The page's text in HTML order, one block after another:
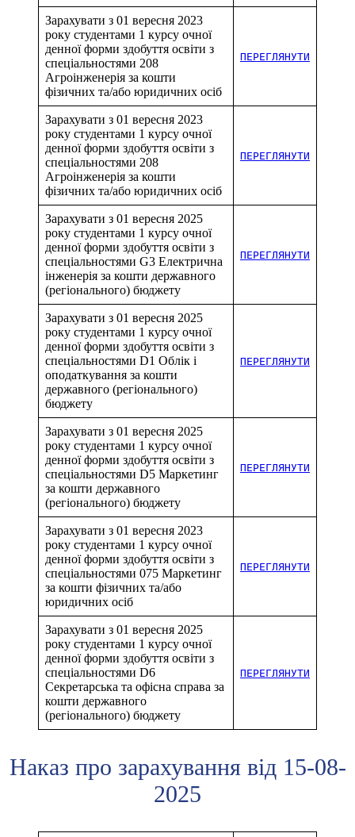
Зарахувати з 01 вересня 2023
року студентами 1 курсу очної
денної форми здобуття освіти з
спеціальностями 208
Агроінженерія за кошти
фізичних та/або юридичних осіб
ПЕРЕГЛЯНУТИ
Зарахувати з 01 вересня 2023
року студентами 1 курсу очної
денної форми здобуття освіти з
спеціальностями 208
Агроінженерія за кошти
фізичних та/або юридичних осіб
ПЕРЕГЛЯНУТИ
Зарахувати з 01 вересня 2025
року студентами 1 курсу очної
денної форми здобуття освіти з
спеціальностями G3 Електрична
інженерія за кошти державного
(регіонального) бюджету
ПЕРЕГЛЯНУТИ
Зарахувати з 01 вересня 2025
року студентами 1 курсу очної
денної форми здобуття освіти з
спеціальностями D1 Облік і
оподаткування за кошти
державного (регіонального)
бюджету
ПЕРЕГЛЯНУТИ
Зарахувати з 01 вересня 2025
року студентами 1 курсу очної
денної форми здобуття освіти з
спеціальностями D5 Маркетинг
за кошти державного
(регіонального) бюджету
ПЕРЕГЛЯНУТИ
Зарахувати з 01 вересня 2023
року студентами 1 курсу очної
денної форми здобуття освіти з
спеціальностями 075 Маркетинг
за кошти фізичних та/або
юридичних осіб
ПЕРЕГЛЯНУТИ
Зарахувати з 01 вересня 2025
року студентами 1 курсу очної
денної форми здобуття освіти з
спеціальностями D6
Секретарська та офісна справа за
кошти державного
(регіонального) бюджету
ПЕРЕГЛЯНУТИ
Наказ про зарахування від 15-08-
2025